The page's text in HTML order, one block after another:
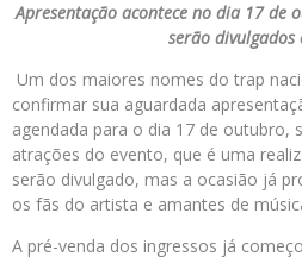
Apresentação acontece no dia 17 de
serão divulgados
Um dos maiores nomes do trap
confirmar sua aguardada
agendada para o dia 17 de outubro,
atrações do evento, que é uma
serão divulgado, mas a ocasião já
os fãs do artista e amantes de
A pré-venda dos ingressos já